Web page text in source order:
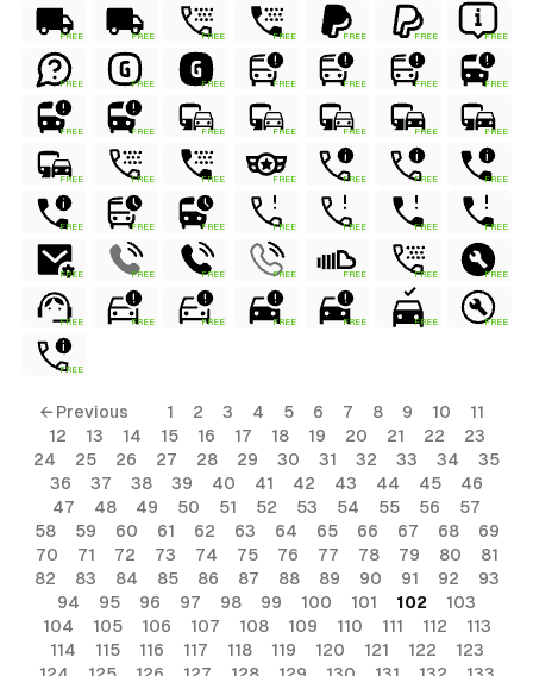
FREE FREE FREE FREE FREE FREE FREE
FREE FREE FREE FREE FREE FREE FREE
FREE FREE FREE FREE FREE FREE FREE
FREE FREE FREE FREE FREE FREE FREE
FREE FREE FREE FREE FREE FREE FREE
FREE FREE FREE FREE FREE FREE FREE
FREE FREE FREE FREE FREE FREE FREE
FREE
← Previous 1 2 3 4 5 6 7 8 9 10
11
12
13 14 15 16 17 18 19 20 21 22
23
24
25 26 27 28 29 30 31 32 33 34
35
36
37 38 39 40 41 42 43 44 45
46
47
48 49 50 51 52 53 54 55 56
57
58
59 60 61 62 63 64 65 66 67 68
69
70
71 72 73 74 75 76 77 78 79 80
81
82
83 84 85 86 87 88 89 90 91 92
93
94
95 96 97 98 99 100 101 102
103
104
105 106 107 108 109 110 111 112
113
114
115 116 117 118 119 120 121 122
123